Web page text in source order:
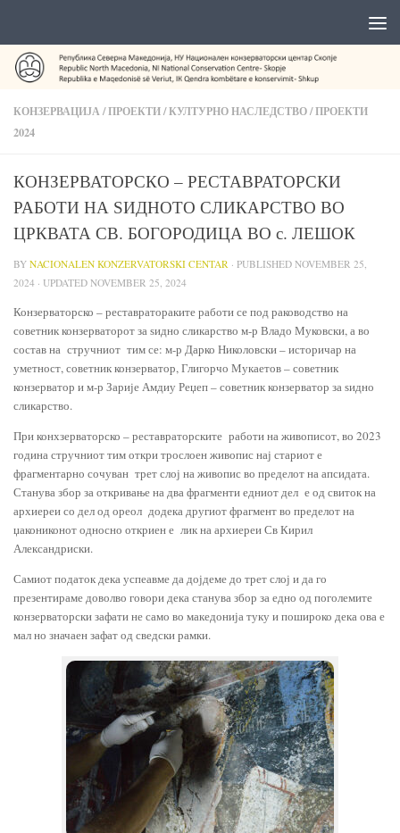
КОНЗЕРВАЦИЈА/ПРОЕКТИ/КУЛТУРНО НАСЛЕДСТВО/ПРОЕКТИ
2024
КОНЗЕРВАТОРСКО – РЕСТАВРАТОРСКИ
РАБОТИ НА ЅИДНОТО СЛИКАРСТВО ВО
ЦРКВАТА СВ. БОГОРОДИЦА ВО с. ЛЕШОК
BY NACIONALEN KONZERVATORSKI CENTAR · PUBLISHED NOVEMBER 25,
2024 · UPDATED NOVEMBER 25, 2024
Конзерваторско – реставратораките работи се под раководство на
советник конзерваторот за ѕидно сликарство м-р Владо Муковски, а во
состав на стручниот тим се: м-р Дарко Николовски – историчар на
уметност, советник конзерватор, Глигорчо Мукаетов – советник
конзерватор и м-р Зарије Амдиу Реџеп – советник конзерватор за ѕидно
сликарство.
При конхзерваторско – реставраторските работи на живописот, во 2023
година стручниот тим откри трослоен живопис нај стариот е
фрагментарно сочуван трет слој на живопис во пределот на апсидата.
Станува збор за откривање на два фрагменти едниот дел е од свиток на
архиереи со дел од ореол додека другиот фрагмент во пределот на
џакониконот односно откриен е лик на архиереи Св Кирил
Александриски.
Самиот податок дека успеавме да дојдеме до трет слој и да го
презентираме доволво говори дека станува збор за едно од поголемите
конзерваторски зафати не само во македонија туку и пошироко дека ова е
мал но значаен зафат од сведски рамки.